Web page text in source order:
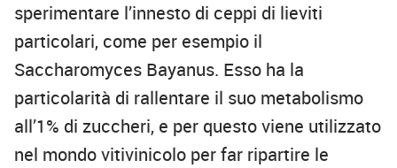
sperimentare l’innesto di ceppi di lieviti
particolari, come per esempio il
Saccharomyces Bayanus. Esso ha la
particolarità di rallentare il suo metabolismo
all’1% di zuccheri, e per questo viene utilizzato
nel mondo vitivinicolo per far ripartire le